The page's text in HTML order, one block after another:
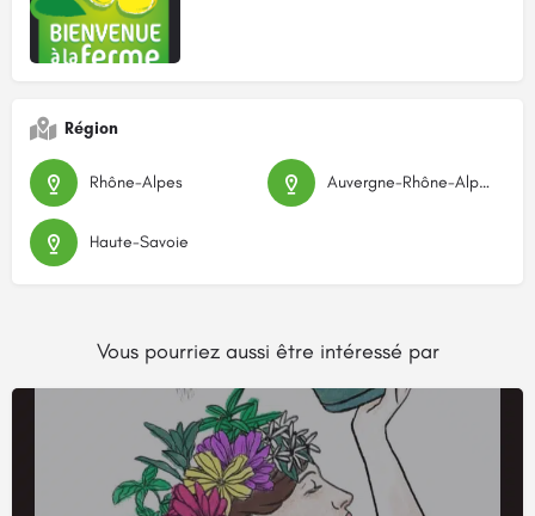
Région
Rhône-Alpes Auvergne-Rhône-Alpes
Haute-Savoie
Vous pourriez aussi être intéressé par